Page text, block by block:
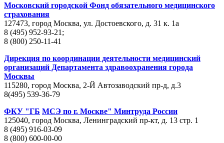
Московский городской Фонд обязательного медицинского
страхования
127473, город Москва, ул. Достоевского, д. 31 к. 1а
8 (495) 952-93-21;
8 (800) 250-11-41
Дирекция по координации деятельности медицинский
организаций Департамента здравоохранения города
Москвы
115280, город Москва, 2-Й Автозаводский пр-д, д.3
8(495) 539-36-79
ФКУ "ГБ МСЭ по г. Москве" Минтруда России
125040, город Москва, Ленинградский пр-кт, д. 13 стр. 1
8 (495) 916-03-09
8 (800) 600-00-00